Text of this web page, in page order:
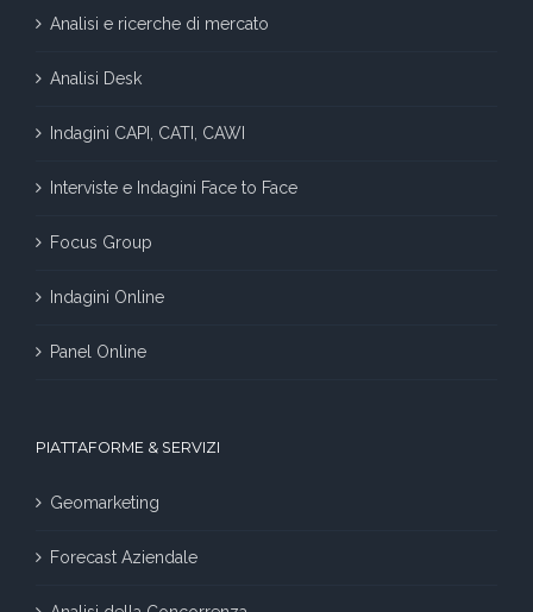
Analisi e ricerche di mercato
Analisi Desk
Indagini CAPI, CATI, CAWI
Interviste e Indagini Face to Face
Focus Group
Indagini Online
Panel Online
PIATTAFORME & SERVIZI
Geomarketing
Forecast Aziendale